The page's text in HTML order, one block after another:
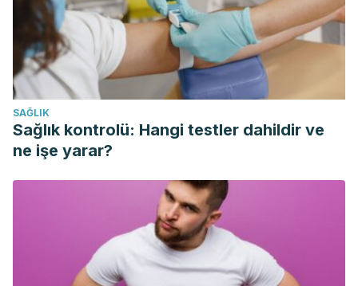
Krehbiel, D. (2014). Acetic Acid Content of Vinegar.
https://doi.org/10.1158/0008-5472.CAN-08-3221
Shakhashiri. (2008). Acetic Acid & Acetic Anhydride.
Chemical of the Week.
Penn State University. (2017). Analyzing the Acid in Vinegar.
Penn State Journal.
Sengun, I. Y., & Doyle, M. P. (2017). Microbiology of
fermented foods. In Acetic Acid Bacteria: Fundamentals
https://doi.org/10.1201/9781315153490
SAĞLIK
Sağlık kontrolü: Hangi testler dahildir ve
ne işe yarar?